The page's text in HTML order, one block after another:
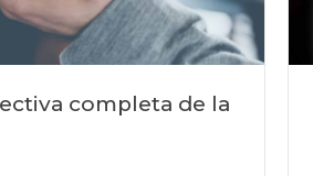
completa de la